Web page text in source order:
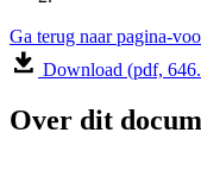
Ga terug naar pagina-
Download (pdf,
Over dit